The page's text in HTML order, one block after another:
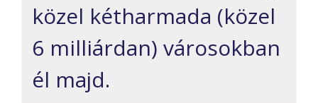
közel kétharmada (közel
6 milliárdan) városokban
él majd.